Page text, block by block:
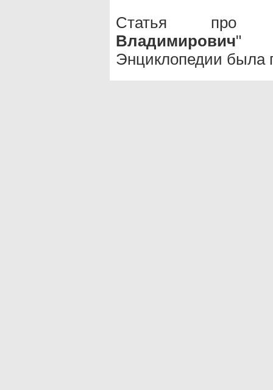
Статья про
Владимирович" в
Энциклопедии была